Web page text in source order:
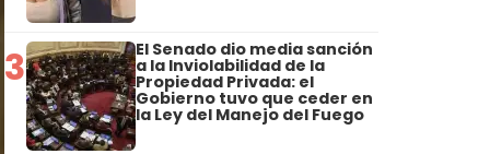
3 El Senado dio media sanción
a la Inviolabilidad de la
Propiedad Privada: el
Gobierno tuvo que ceder en
la Ley del Manejo del Fuego